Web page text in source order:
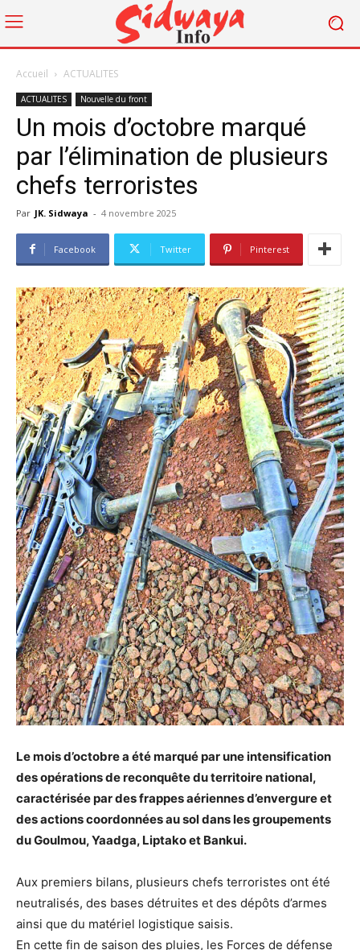
Accueil ACTUALITES
ACTUALITES Nouvelle du front
Un mois d’octobre marqué
par l’élimination de plusieurs
chefs terroristes
Par JK. Sidwaya - 4 novembre 2025
Facebook Twitter Pinterest
Le mois d’octobre a été marqué par une intensification
des opérations de reconquête du territoire national,
caractérisée par des frappes aériennes d’envergure et
des actions coordonnées au sol dans les groupements
du Goulmou, Yaadga, Liptako et Bankui.
Aux premiers bilans, plusieurs chefs terroristes ont été
neutralisés, des bases détruites et des dépôts d’armes
ainsi que du matériel logistique saisis.
En cette fin de saison des pluies, les Forces de défense